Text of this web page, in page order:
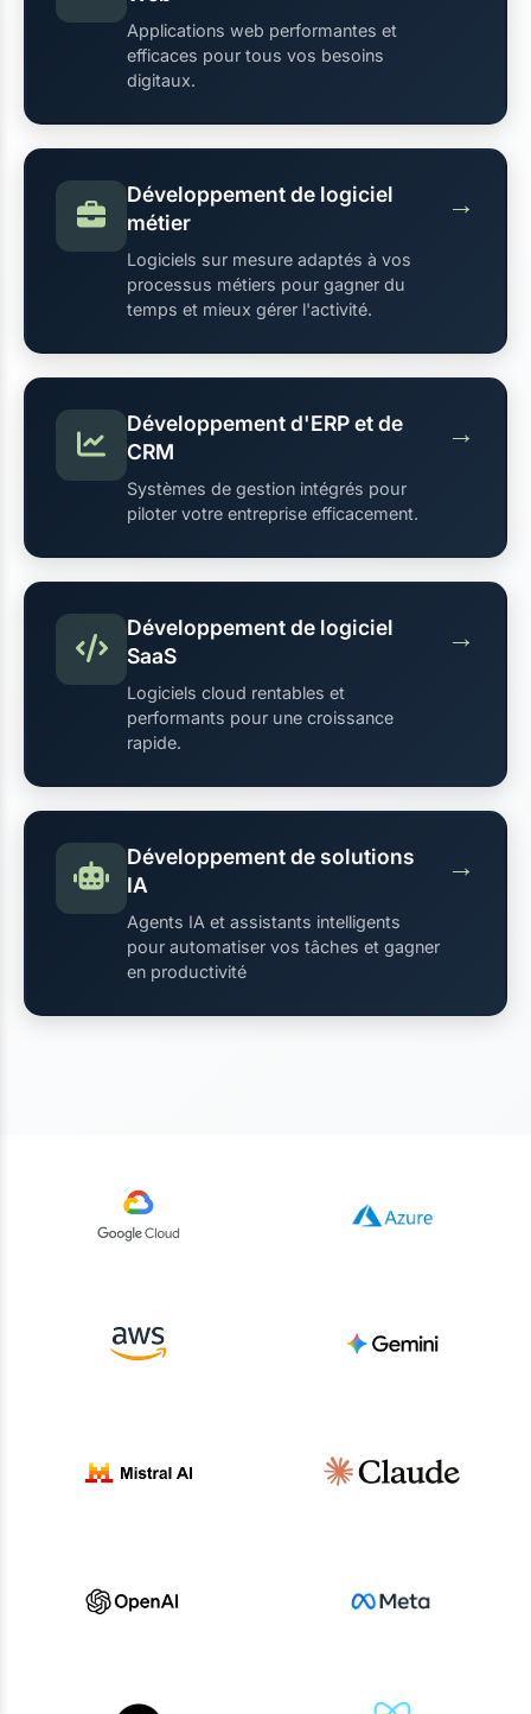
Applications web performantes et
efficaces pour tous vos besoins
digitaux.
Développement de logiciel
métier
Logiciels sur mesure adaptés à vos
processus métiers pour gagner du
temps et mieux gérer l'activité.
→
Développement d'ERP et de
CRM
Systèmes de gestion intégrés pour
piloter votre entreprise efficacement.
→
Développement de logiciel
SaaS
Logiciels cloud rentables et
performants pour une croissance
rapide.
→
Développement de solutions
IA
Agents IA et assistants intelligents
pour automatiser vos tâches et gagner
en productivité
→